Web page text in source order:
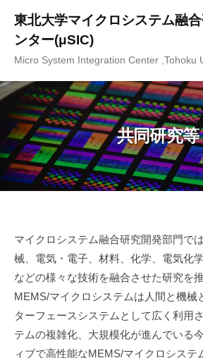
ツ
へ
キ
ッ
プ
東北大学マイクロシステム融
ンター(μSIC)
Micro System Integration Center ,Tohoku
共同研究等
共
同
研
究
等
マイクロシステム融合研究開発部門で
械、電気・電子、材料、化学、電気化
などの様々な技術を融合させた研究を
MEMS/マイクロシステムは人間と機械
ターフェースシステムとして広く利用
テムの複雑化、大規模化が進んでいる
ィブで高性能なMEMS/マイクロシステ